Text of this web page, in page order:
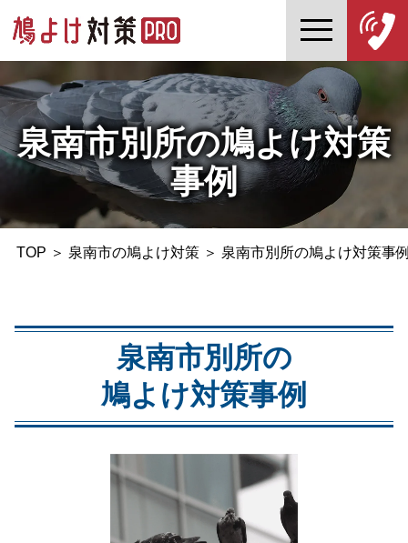
泉南市別所の鳩よけ対策
事例
TOP ＞ 泉南市の鳩よけ対策＞ 泉南市別所の鳩よけ対策事
泉南市別所の
鳩よけ対策事例